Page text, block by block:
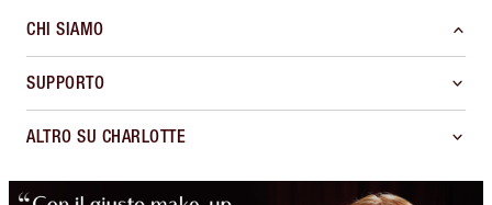
CHI SIAMO
SUPPORTO
ALTRO SU CHARLOTTE